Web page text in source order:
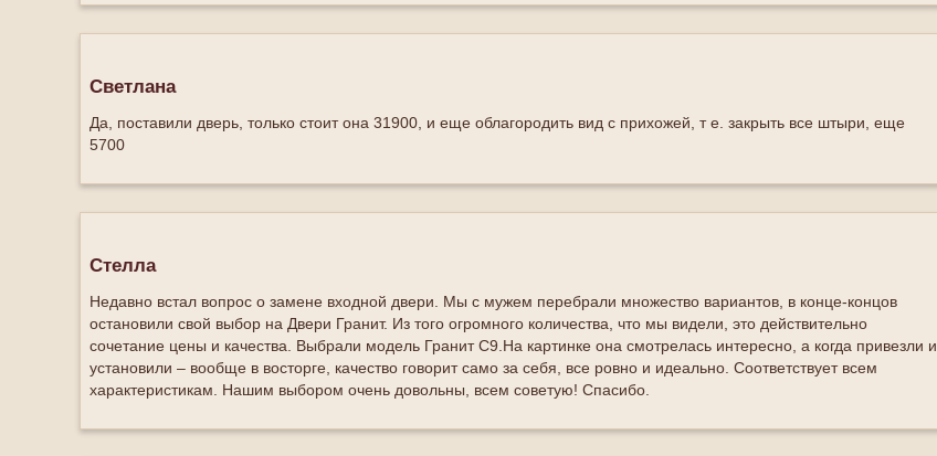
Светлана
Да, поставили дверь, только стоит она 31900, и еще облагородить вид с прихожей, т е. закрыть все штыри, еще
5700
Стелла
Недавно встал вопрос о замене входной двери. Мы с мужем перебрали множество вариантов, в конце-концов
остановили свой выбор на Двери Гранит. Из того огромного количества, что мы видели, это действительно
сочетание цены и качества. Выбрали модель Гранит С9.На картинке она смотрелась интересно, а когда привезли и
установили – вообще в восторге, качество говорит само за себя, все ровно и идеально. Соответствует всем
характеристикам. Нашим выбором очень довольны, всем советую! Спасибо.